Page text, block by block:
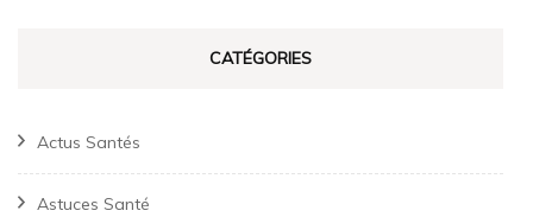
CATÉGORIES
Actus Santés
Astuces Santé